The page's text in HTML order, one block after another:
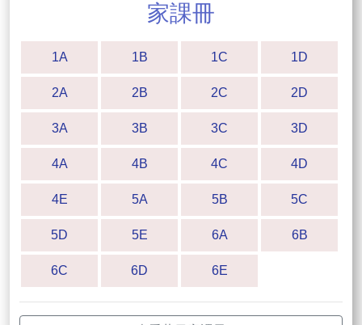
家課冊
1A 1B 1C 1D
2A 2B 2C 2D
3A 3B 3C 3D
4A 4B 4C 4D
4E 5A 5B 5C
5D 5E 6A 6B
6C 6D 6E